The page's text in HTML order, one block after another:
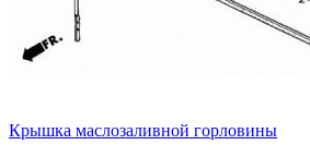
Крышка маслозаливной горловины